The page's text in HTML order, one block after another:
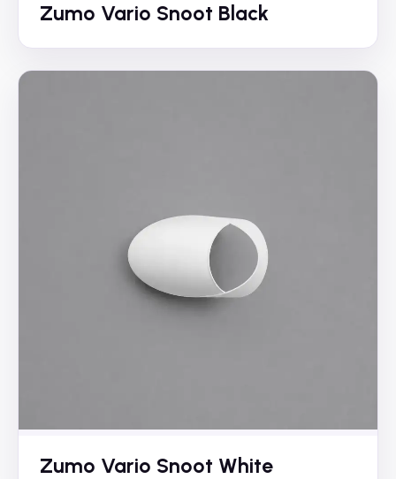
Zumo Vario Snoot Black
Zumo Vario Snoot White